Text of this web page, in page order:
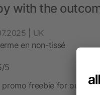
with the
| UK
en non-tissé
5
promo freebie for our